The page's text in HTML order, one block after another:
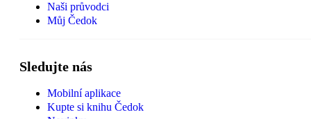
Naši průvodci
Můj Čedok
Sledujte nás
Mobilní aplikace
Kupte si knihu Čedok